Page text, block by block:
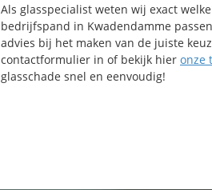
Als glasspecialist weten wij exact
bedrijfspand in Kwadendamme
advies bij het maken van de juiste
contactformulier in of bekijk hier onze
glasschade snel en eenvoudig!